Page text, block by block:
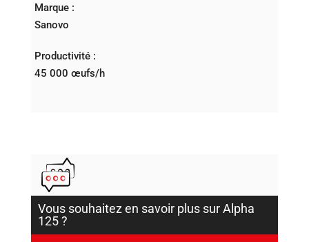
Marque :
Sanovo
Productivité :
45 000 œufs/h
Vous souhaitez en savoir plus sur Alpha
125 ?